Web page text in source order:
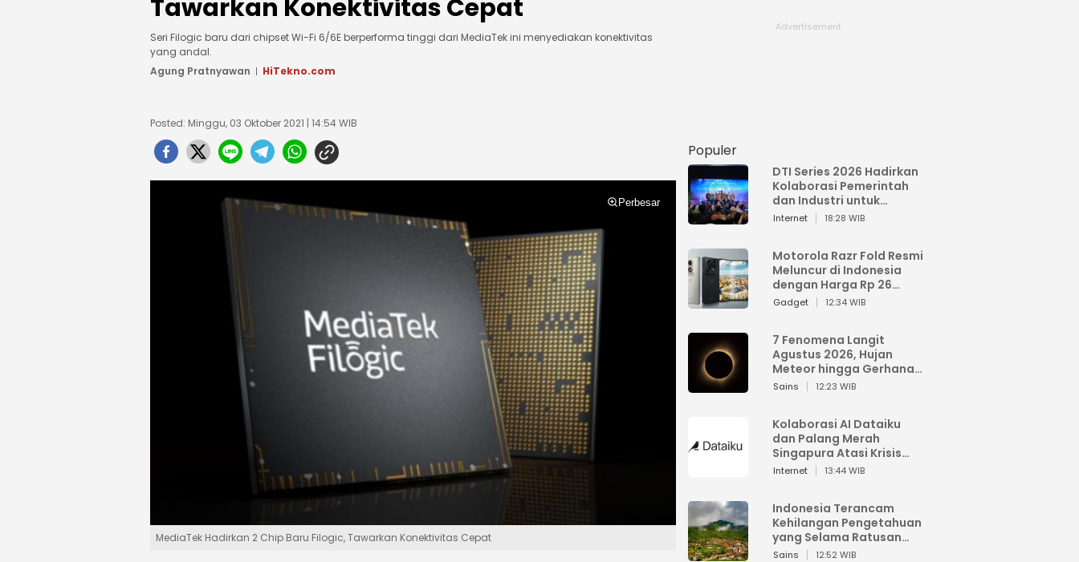
Tawarkan Konektivitas Cepat
Seri Filogic baru dari chipset Wi-Fi 6/6E berperforma tinggi dari MediaTek ini menyediakan konektivitas
yang andal.
Agung Pratnyawan
HiTekno.com
Posted: Minggu, 03 Oktober 2021 | 14:54 WIB
Perbesar
MediaTek Hadirkan 2 Chip Baru Filogic, Tawarkan Konektivitas Cepat
Populer
DTI Series 2026 Hadirkan
Kolaborasi Pemerintah
dan Industri untuk
Percepatan
Internet 18:28 WIB
Motorola Razr Fold Resmi
Meluncur di Indonesia
dengan Harga Rp 26
Jutaan
Gadget 12:34 WIB
7 Fenomena Langit
Agustus 2026, Hujan
Meteor hingga Gerhana
Matahari
Sains 12:23 WIB
Kolaborasi AI Dataiku
dan Palang Merah
Singapura Atasi Krisis
Bencana
Internet 13:44 WIB
Indonesia Terancam
Kehilangan Pengetahuan
yang Selama Ratusan
Tahun Menjaga Alam
Sains 12:52 WIB